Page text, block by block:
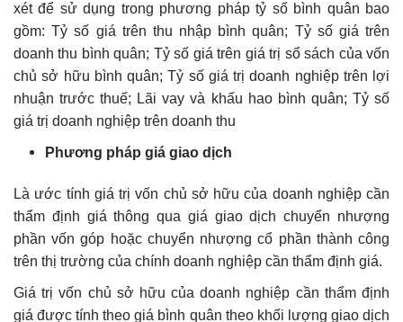
xét để sử dụng trong phương pháp tỷ số bình quân bao
gồm: Tỷ số giá trên thu nhập bình quân; Tỷ số giá trên
doanh thu bình quân; Tỷ số giá trên giá trị sổ sách của vốn
chủ sở hữu bình quân; Tỷ số giá trị doanh nghiệp trên lợi
nhuận trước thuế; Lãi vay và khấu hao bình quân; Tỷ số
giá trị doanh nghiệp trên doanh thu
Phương pháp giá giao dịch
Là ước tính giá trị vốn chủ sở hữu của doanh nghiệp cần
thẩm định giá thông qua giá giao dịch chuyển nhượng
phần vốn góp hoặc chuyển nhượng cổ phần thành công
trên thị trường của chính doanh nghiệp cần thẩm định giá.
Giá trị vốn chủ sở hữu của doanh nghiệp cần thẩm định
giá được tính theo giá bình quân theo khối lượng giao dịch